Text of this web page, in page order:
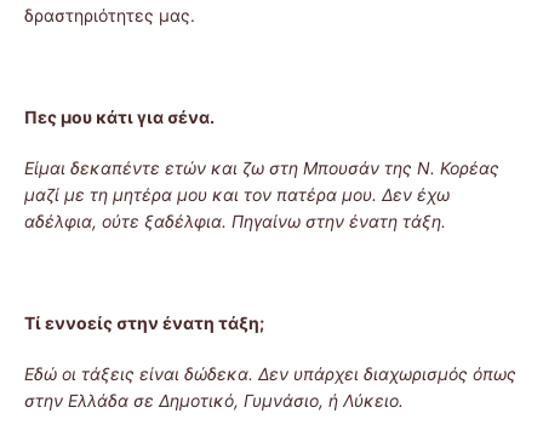
δραστηριότητες μας.
Πες μου κάτι για σένα.
Είμαι δεκαπέντε ετών και ζω στη Μπουσάν της Ν. Κορέας
μαζί με τη μητέρα μου και τον πατέρα μου. Δεν έχω
αδέλφια, ούτε ξαδέλφια. Πηγαίνω στην ένατη τάξη.
Τί εννοείς στην ένατη τάξη;
Εδώ οι τάξεις είναι δώδεκα. Δεν υπάρχει διαχωρισμός όπως
στην Ελλάδα σε Δημοτικό, Γυμνάσιο, ή Λύκειο.